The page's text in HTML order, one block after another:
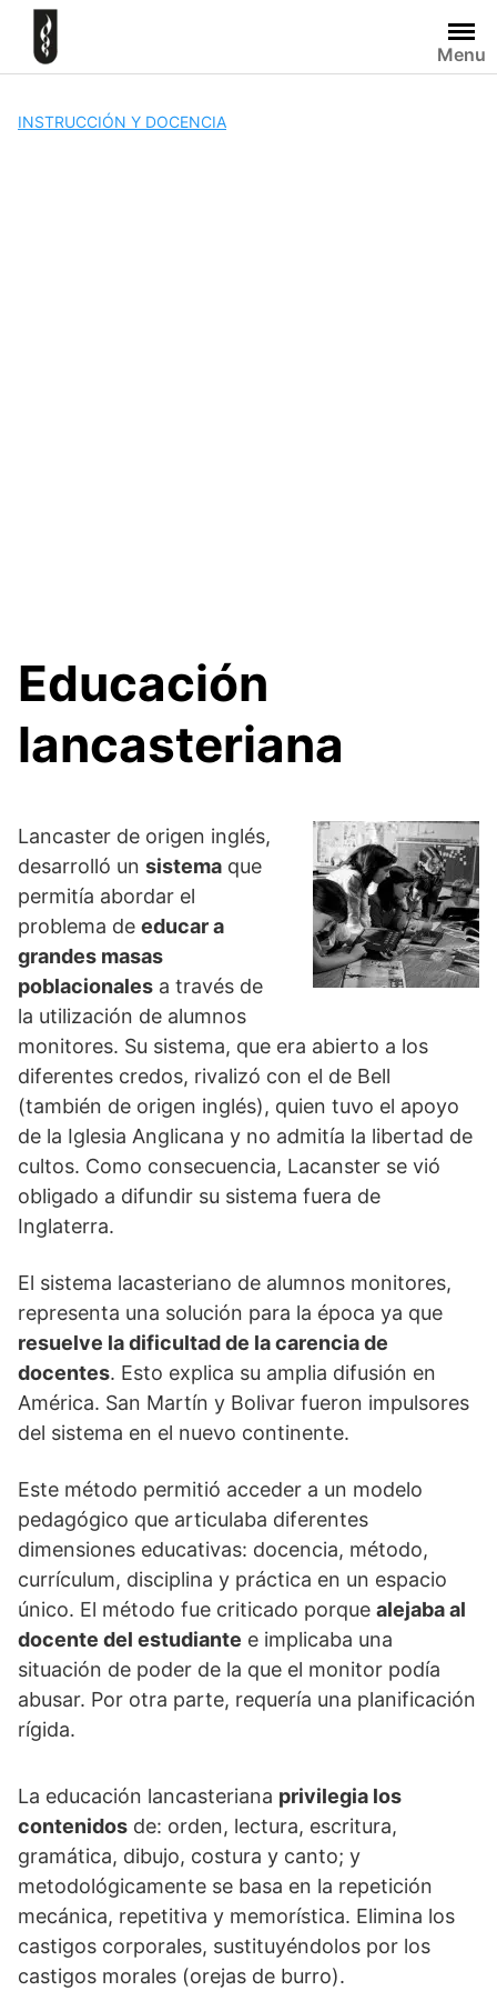
Skip
content
Menu
INSTRUCCIÓN Y DOCENCIA
Educación
lancasteriana
Lancaster de origen inglés,
desarrolló un sistema que
permitía abordar el
problema de educar a
grandes masas
poblacionales a través de
la utilización de alumnos
monitores. Su sistema, que era abierto a los
diferentes credos, rivalizó con el de Bell
(también de origen inglés), quien tuvo el apoyo
de la Iglesia Anglicana y no admitía la libertad de
cultos. Como consecuencia, Lacanster se vió
obligado a difundir su sistema fuera de
Inglaterra.
El sistema lacasteriano de alumnos monitores,
representa una solución para la época ya que
resuelve la dificultad de la carencia de
docentes. Esto explica su amplia difusión en
América. San Martín y Bolivar fueron impulsores
del sistema en el nuevo continente.
Este método permitió acceder a un modelo
pedagógico que articulaba diferentes
dimensiones educativas: docencia, método,
currículum, disciplina y práctica en un espacio
único. El método fue criticado porque alejaba al
docente del estudiante e implicaba una
situación de poder de la que el monitor podía
abusar. Por otra parte, requería una planificación
rígida.
La educación lancasteriana privilegia los
contenidos de: orden, lectura, escritura,
gramática, dibujo, costura y canto; y
metodológicamente se basa en la repetición
mecánica, repetitiva y memorística. Elimina los
castigos corporales, sustituyéndolos por los
castigos morales (orejas de burro).